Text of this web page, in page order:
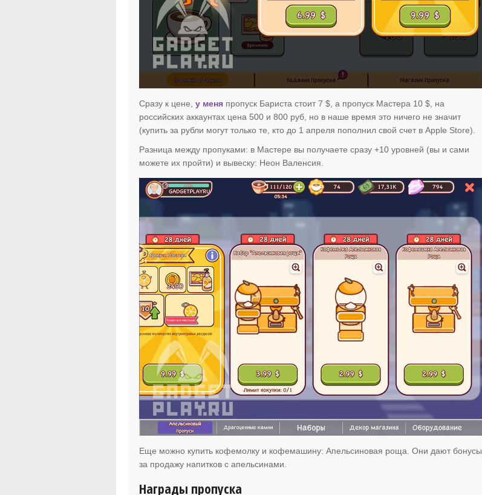
Сразу к цене,у меня пропуск Бариста стоит 7 $, а пропуск Мастера 10 $, на
российских аккаунтах цена 500 и 800 руб, но в наше время это ничего не значит
(купить за рубли могут только те, кто до 1 апреля пополнил свой счет в Apple Store).
Разница между пропуками: в Мастере вы получаете сразу +10 уровней (вы и сами
можете их пройти) и вывеску: Неон Валенсия.
Еще можно купить кофемолку и кофемашину: Апельсиновая роща. Они дают бонусы
за продажу напитков с апельсинами.
Награды пропуска